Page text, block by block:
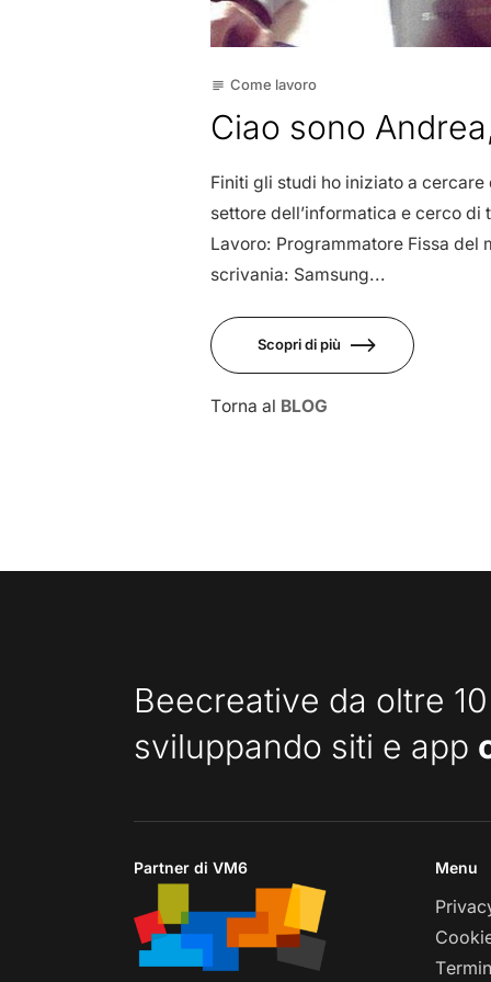
subject Come lavoro
Ciao sono
Finiti gli studi ho iniziato a
settore dell’informatica e cerco
Lavoro: Programmatore Fissa del
scrivania: Samsung...
Scopri di più
Torna al BLOG
Beecreative da oltre
sviluppando siti e app
Partner di VM6 Menu